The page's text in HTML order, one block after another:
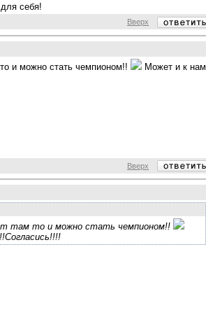
себя!
Вверх
и можно стать чемпионом!!
Может и к нам
Вверх
там то и можно стать чемпионом!!